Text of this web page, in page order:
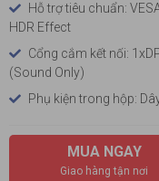
Hỗ trợ tiêu chuẩn:
HDR Effect
Cổng cắm kết nối:
(Sound Only)
Phụ kiện trong hộp:
MUA NGAY
Giao hàng tận nơi